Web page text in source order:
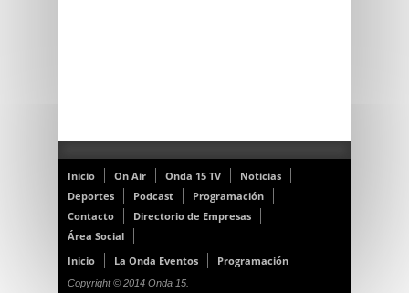
Inicio On Air Onda 15 TV
Noticias
Deportes
Podcast
Programación
Contacto
Directorio de Empresas
Área Social
Inicio
La Onda Eventos Programación
Copyright © 2014 Onda 15.